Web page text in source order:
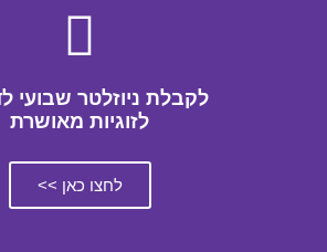
לקבלת ניוזלטר שבועי
לזוגיות מאושרת
לחצו כאן >>